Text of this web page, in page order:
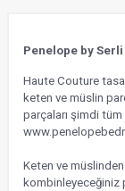
Penelope by
Haute Couture
keten ve müslin
parçaları şimdi tüm
Keten ve
kombinleyeceğiniz